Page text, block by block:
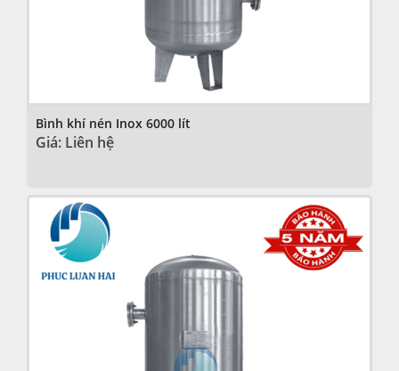
Bình khí nén Inox 6000 lít
Giá: Liên hệ